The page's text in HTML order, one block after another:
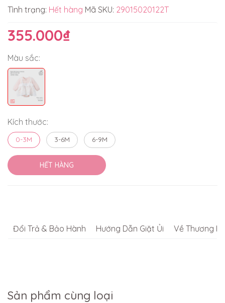
Tình trạng: Hết hàng Mã SKU: 29015020122T
355.000₫
Màu sắc:
Kích thước:
0-3M 3-6M 6-9M
HẾT HÀNG
Đổi Trả & Bảo Hành Hướng Dẫn Giặt Ủi Về Thương
Sản phẩm cùng loại